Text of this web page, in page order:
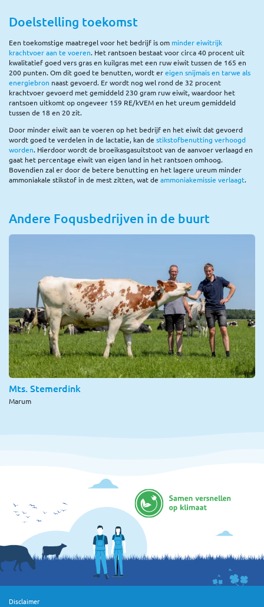
Doelstelling toekomst
Een toekomstige maatregel voor het bedrijf is om minder eiwitrijk
krachtvoer aan te voeren. Het rantsoen bestaat voor circa 40 procent uit
kwalitatief goed vers gras en kuilgras met een ruw eiwit tussen de 165 en
200 punten. Om dit goed te benutten, wordt ereigen snijmais en tarwe als
energiebron naast gevoerd. Er wordt nog wel rond de 32 procent
krachtvoer gevoerd met gemiddeld 230 gram ruw eiwit, waardoor het
rantsoen uitkomt op ongeveer 159 RE/kVEM en het ureum gemiddeld
tussen de 18 en 20 zit.
Door minder eiwit aan te voeren op het bedrijf en het eiwit dat gevoerd
wordt goed te verdelen in de lactatie, kan de stikstofbenutting verhoogd
worden. Hierdoor wordt de broeikasgasuitstoot van de aanvoer verlaagd en
gaat het percentage eiwit van eigen land in het rantsoen omhoog.
Bovendien zal er door de betere benutting en het lagere ureum minder
ammoniakale stikstof in de mest zitten, wat de ammoniakemissie verlaagt.
Andere Foqusbedrijven in de buurt
Mts. Stemerdink
Marum
Disclaimer